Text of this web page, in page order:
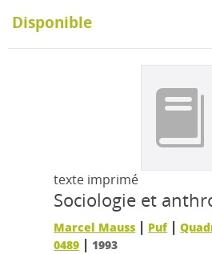
Disponible
texte imprimé
Sociologie et
Marcel Mauss | Puf |
0489 | 1993